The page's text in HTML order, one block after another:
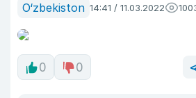
O‘zbekiston 14:41 / 11.03.2022
0 0